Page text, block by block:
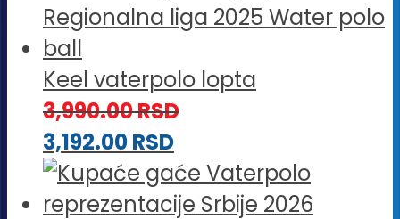
Keel vaterpolo lopta
3,990.00RSD
3,192.00RSD